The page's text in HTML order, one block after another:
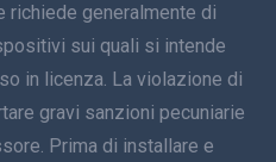
richiede generalmente di
sui quali si intende
in licenza. La violazione di
gravi sanzioni pecuniarie
Prima di installare e